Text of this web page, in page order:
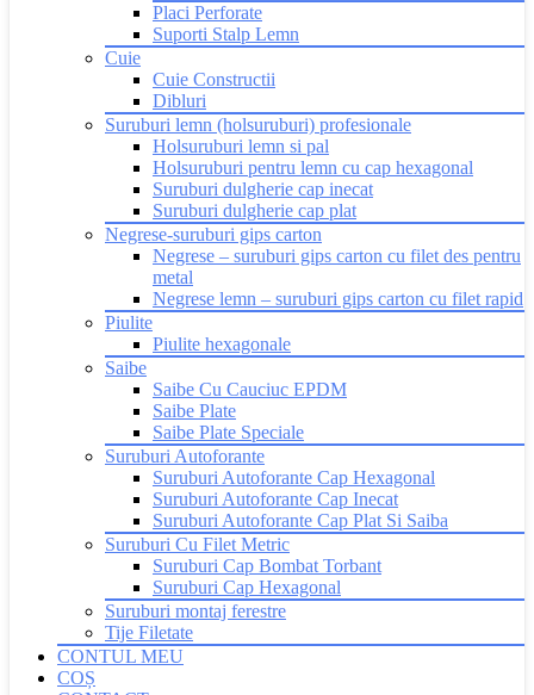
Placi Perforate
Suporti Stalp Lemn
Cuie
Cuie Constructii
Dibluri
Suruburi lemn (holsuruburi) profesionale
Holsuruburi lemn si pal
Holsuruburi pentru lemn cu cap hexagonal
Suruburi dulgherie cap inecat
Suruburi dulgherie cap plat
Negrese-suruburi gips carton
Negrese – suruburi gips carton cu filet des pentru
metal
Negrese lemn – suruburi gips carton cu filet rapid
Piulite
Piulite hexagonale
Saibe
Saibe Cu Cauciuc EPDM
Saibe Plate
Saibe Plate Speciale
Suruburi Autoforante
Suruburi Autoforante Cap Hexagonal
Suruburi Autoforante Cap Inecat
Suruburi Autoforante Cap Plat Si Saiba
Suruburi Cu Filet Metric
Suruburi Cap Bombat Torbant
Suruburi Cap Hexagonal
Suruburi montaj ferestre
Tije Filetate
CONTUL MEU
COȘ